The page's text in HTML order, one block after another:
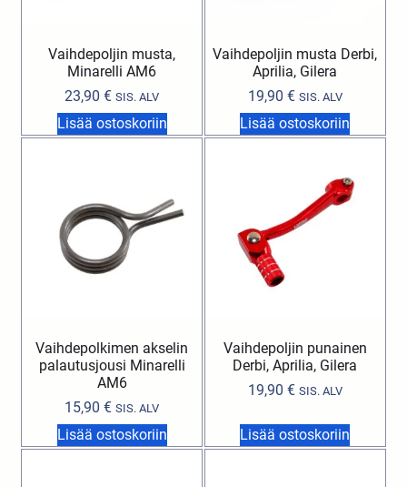
Vaihdepoljin musta,
Minarelli AM6
23,90€ SIS. ALV
Lisää ostoskoriin
Vaihdepoljin musta Derbi,
Aprilia, Gilera
19,90 € SIS. ALV
Lisää ostoskoriin
Vaihdepolkimen akselin
palautusjousi Minarelli
AM6
15,90€ SIS. ALV
Lisää ostoskoriin
Vaihdepoljin punainen
Derbi, Aprilia, Gilera
19,90 € SIS. ALV
Lisää ostoskoriin